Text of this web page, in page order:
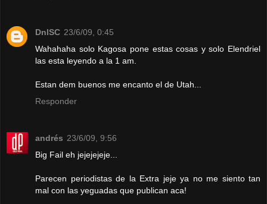
DnlSC 23/6/09, 0:45
Wahahaha solo Kagosa pone estas cosas y solo Elendriel
las esta leyendo a la 1 am.
Estan dem buenos me encanto el de Utah...
Responder
andrés 23/6/09, 9:56
Big Fail eh jejejejeje...
Parecen periodistas de la Extra jeje ya no me siento tan
mal con las yeguadas que publican aca!